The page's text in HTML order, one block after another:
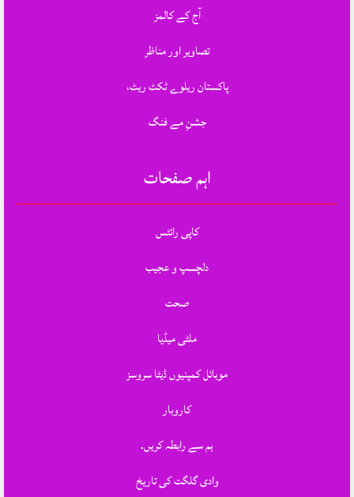
آج کے کالمز
تصاویر اور مناظر
پاکستان ریلوے ٹکٹ ریٹ،
جشنِ مے فنگ
اہم صفحات
کاپی رائٹس
دلچسپ و عجیب
صحت
ملٹی میڈیا
موبائل کمپنیوں ڈیٹا سروسز
کاروبار
ہم سے رابطہ کریں.
وادی گلگت کی تاریخ